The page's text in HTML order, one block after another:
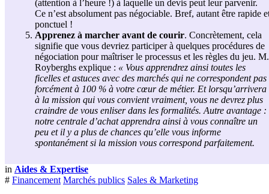
(attention à l’heure !) à laquelle un devis peut leur parvenir.
Ce n’est absolument pas négociable. Bref, autant être rapide
ponctuel !
Apprenez à marcher avant de courir. Concrètement, cela
signifie que vous devriez participer à quelques procédures de
négociation pour maîtriser le processus et les règles du jeu. M.
Royberghs explique : « Vous apprendrez ainsi toutes les
ficelles et astuces avec des marchés qui ne correspondent pas
forcément à 100 % à votre cœur de métier. Et lorsqu’arrivera
à la mission qui vous convient vraiment, vous ne devrez plus
craindre de vous enliser dans les formalités. Autre avantage :
notre centrale d’achat apprendra ainsi à vous connaître un
peu et il y a plus de chances qu’elle vous informe
spontanément si la mission vous correspond parfaitement.
in Aides & Expertise
# Financement Marchés publics Sales & Marketing